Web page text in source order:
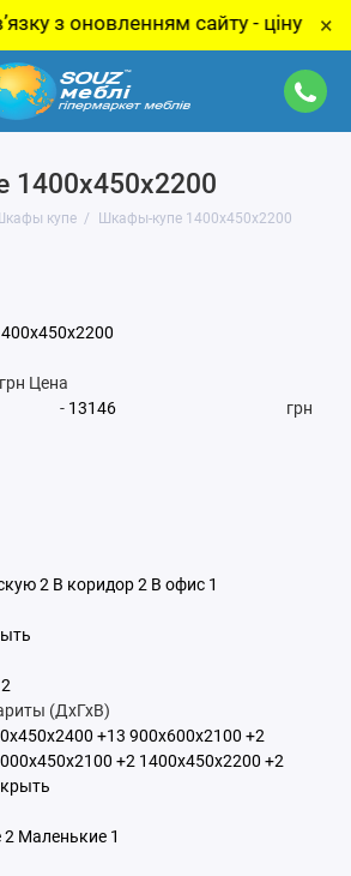
з оновленням сайту - ціну за ×
купе Шкафы-купе 1400x450x2200
грн Цена
-
грн
2 В коридор 2 В офис 1
2
(ДхГхВ)
+13 900x600x2100 +2
+2 1400x450x2200 +2
2 Маленькие 1